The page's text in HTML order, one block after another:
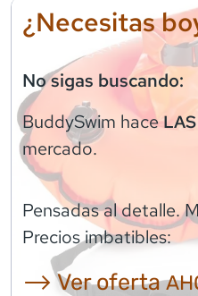
¿Necesitas
No sigas buscando:
BuddySwim hace
mercado.
Pensadas al detalle.
Precios imbatibles:
⟶ Ver oferta